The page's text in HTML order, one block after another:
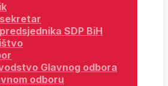
SDP BiH
Glavnog odbora
odboru